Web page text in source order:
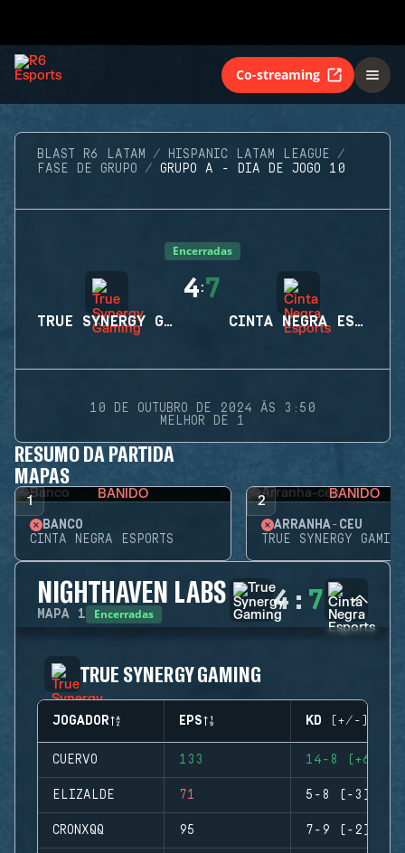
Co-streaming
BLAST R6 LATAM
HISPANIC LATAM LEAGUE
FASE DE GRUPO
GRUPO A - DIA DE JOGO 10
Encerradas
TRUE SYNERGY GAMING
4:7
CINTA NEGRA ESPORTS
10 DE OUTUBRO DE 2024 ÀS 3:50
MELHOR DE 1
RESUMO DA PARTIDA
MAPAS
1 BANIDO
BANCO
CINTA NEGRA ESPORTS
2 BANIDO
ARRANHA-CÉU
TRUE SYNERGY GAMING
NIGHTHAVEN LABS
MAPA 1 Encerradas 4 : 7
TRUE SYNERGY GAMING
JOGADOR EPS KD (+/-)
CUERVO 133 14-8 (+6)
ELIZALDE 71 5-8 (-3)
CRONXQQ 95 7-9 (-2)